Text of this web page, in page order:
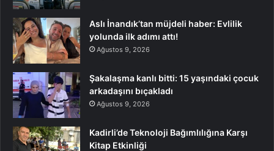
Aslı İnandık’tan müjdeli haber: Evlilik
yolunda ilk adımı attı!
Ağustos 9, 2026
Şakalaşma kanlı bitti: 15 yaşındaki çocuk
arkadaşını bıçakladı
Ağustos 9, 2026
Kadirli’de Teknoloji Bağımlılığına Karşı
Kitap Etkinliği